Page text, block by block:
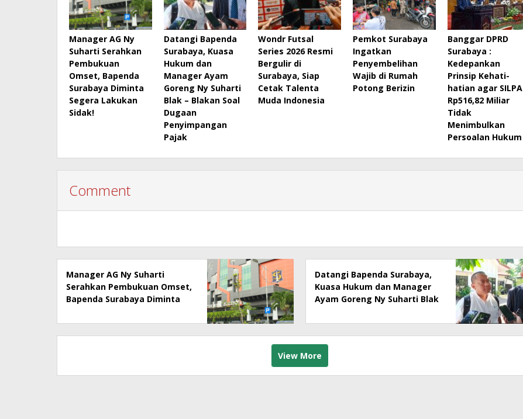
Manager AG Ny
Suharti Serahkan
Pembukuan
Omset, Bapenda
Surabaya Diminta
Segera Lakukan
Sidak!
Datangi Bapenda
Surabaya, Kuasa
Hukum dan
Manager Ayam
Goreng Ny Suharti
Blak – Blakan Soal
Dugaan
Penyimpangan
Pajak
Wondr Futsal
Series 2026 Resmi
Bergulir di
Surabaya, Siap
Cetak Talenta
Muda Indonesia
Pemkot Surabaya
Ingatkan
Penyembelihan
Wajib di Rumah
Potong Berizin
Banggar DPRD
Surabaya :
Kedepankan
Prinsip Kehati-
hatian agar SILPA
Rp516,82 Miliar
Tidak
Menimbulkan
Persoalan Hukum
Comment
Manager AG Ny Suharti
Serahkan Pembukuan Omset,
Bapenda Surabaya Diminta
Datangi Bapenda Surabaya,
Kuasa Hukum dan Manager
Ayam Goreng Ny Suharti Blak
Penyimpangan Pajak
View More